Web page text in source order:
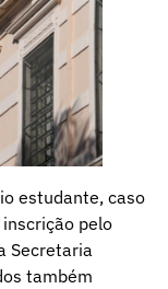
estudante, caso
pelo
Secretaria
também